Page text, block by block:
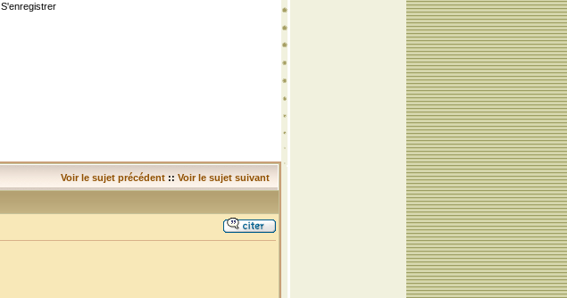
S'enregistrer
Voir le sujet précédent :: Voir le sujet suivant